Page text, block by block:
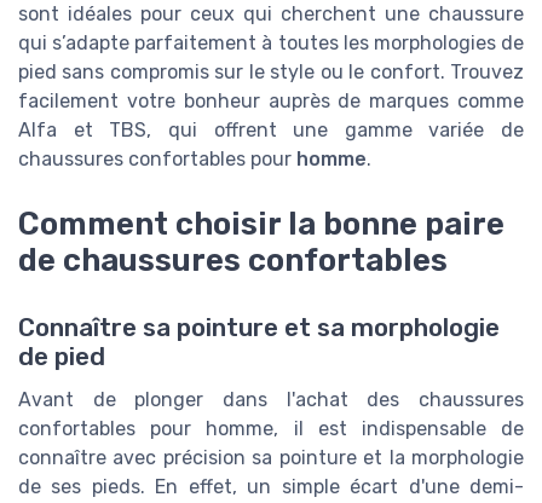
sont idéales pour ceux qui cherchent une chaussure
qui s’adapte parfaitement à toutes les morphologies de
pied sans compromis sur le style ou le confort. Trouvez
facilement votre bonheur auprès de marques comme
Alfa et TBS, qui offrent une gamme variée de
chaussures confortables pour homme.
Comment choisir la bonne paire
de chaussures confortables
Connaître sa pointure et sa morphologie
de pied
Avant de plonger dans l'achat des chaussures
confortables pour homme, il est indispensable de
connaître avec précision sa pointure et la morphologie
de ses pieds. En effet, un simple écart d'une demi-